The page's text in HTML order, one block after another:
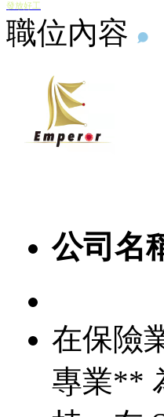
發放好工
職位內容
公司名
在保險
專業**